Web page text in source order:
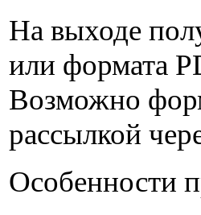
На выходе
или формата
Возможно
рассылкой
Особенности